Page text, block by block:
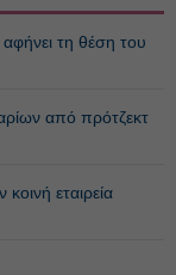
τη θέση του
από πρότζεκτ
εταιρεία